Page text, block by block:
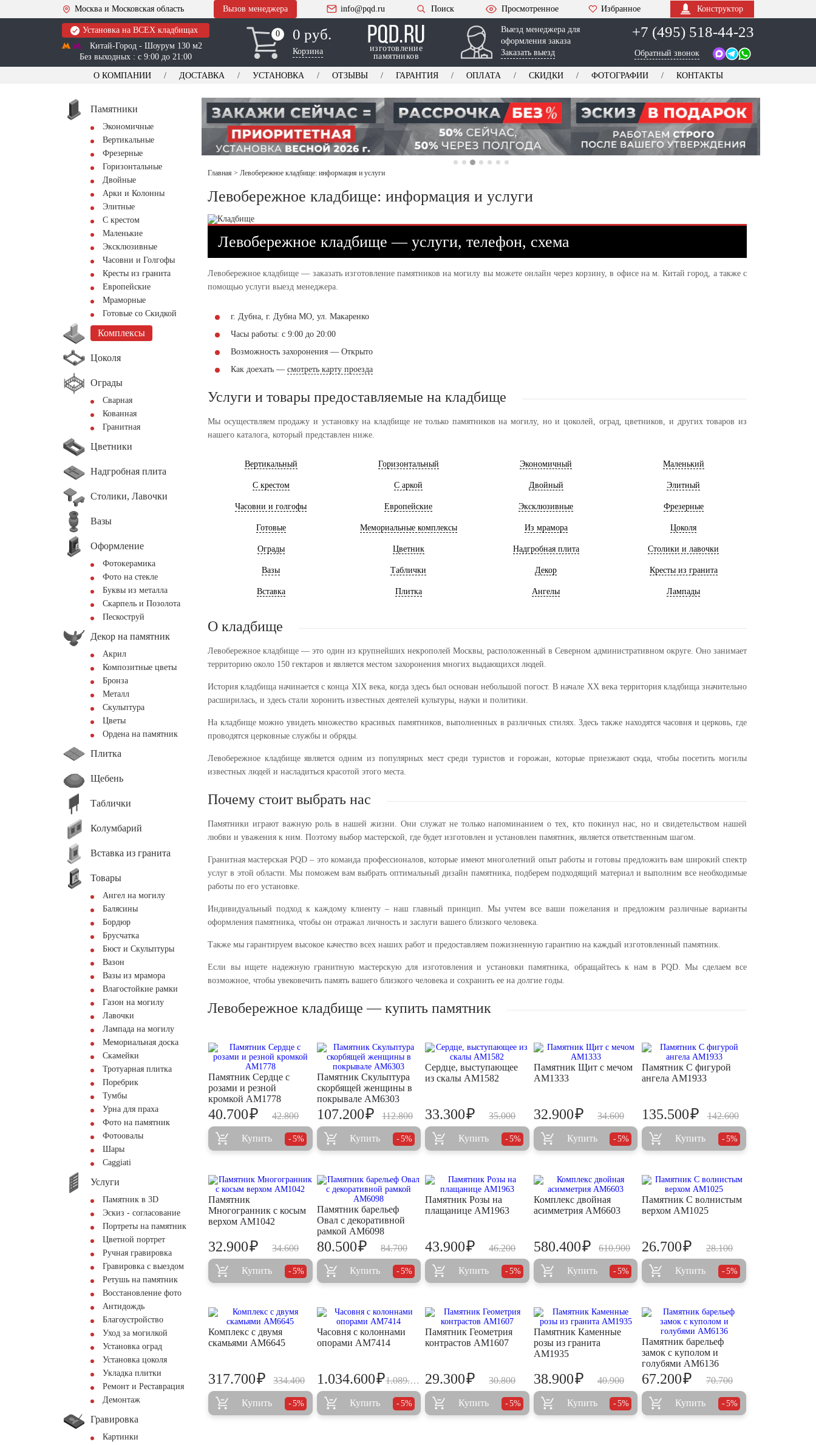
Москва и Московская область Вызов менеджера info@pqd.ru Поиск Просмотренное Избранное Конструктор
Установка на ВСЕХ кладбищах
Китай-Город - Шоурум 130 м2
Без выходных : с 9:00 до 21:00
0
0 0 руб.
Корзина
изготовление
памятников
Выезд менеджера для
оформления заказа
Заказать выезд
+7 (495) 518-44-23
Обратный звонок
О КОМПАНИИ ДОСТАВКА УСТАНОВКА ОТЗЫВЫ ГАРАНТИЯ ОПЛАТА СКИДКИ ФОТОГРАФИИ КОНТАКТЫ
Памятники
Экономичные
Вертикальные
Фрезерные
Горизонтальные
Двойные
Арки и Колонны
Элитные
С крестом
Маленькие
Эксклюзивные
Часовни и Голгофы
Кресты из гранита
Европейские
Мраморные
Готовые со Скидкой
Комплексы
Цоколя
Ограды
Сварная
Кованная
Гранитная
Цветники
Надгробная плита
Столики, Лавочки
Вазы
Оформление
Фотокерамика
Фото на стекле
Буквы из металла
Скарпель и Позолота
Пескоструй
Декор на памятник
Акрил
Композитные цветы
Бронза
Металл
Скульптура
Цветы
Ордена на памятник
Плитка
Щебень
Таблички
Колумбарий
Вставка из гранита
Товары
Ангел на могилу
Балясины
Бордюр
Брусчатка
Бюст и Скульптуры
Вазон
Вазы из мрамора
Влагостойкие рамки
Газон на могилу
Лавочки
Лампада на могилу
Мемориальная доска
Скамейки
Тротуарная плитка
Поребрик
Тумбы
Урна для праха
Фото на памятник
Фотоовалы
Шары
Сaggiati
Услуги
Памятник в 3D
Эскиз - согласование
Портреты на памятник
Цветной портрет
Ручная гравировка
Гравировка с выездом
Ретушь на памятник
Восстановление фото
Антидождь
Благоустройство
Уход за могилкой
Установка оград
Установка цоколя
Укладка плитки
Ремонт и Реставрация
Демонтаж
Гравировка
Картинки
Главная > Левобережное кладбище: информация и услуги
Левобережное кладбище: информация и услуги
Левобережное кладбище — услуги, телефон, схема
Левобережное кладбище — заказать изготовление памятников на могилу вы можете онлайн через корзину, в офисе на м. Китай город, а также с
помощью услуги выезд менеджера.
г. Дубна, г. Дубна МО, ул. Макаренко
Часы работы: с 9:00 до 20:00
Возможность захоронения — Открыто
Как доехать — смотреть карту проезда
Услуги и товары предоставляемые на кладбище
Мы осуществляем продажу и установку на кладбище не только памятников на могилу, но и цоколей, оград, цветников, и других товаров из
нашего каталога, который представлен ниже.
Вертикальный Горизонтальный Экономичный Маленький
С крестом С аркой Двойный Элитный
Часовни и голгофы Европейские Эксклюзивные Фрезерные
Готовые Мемориальные комплексы Из мрамора Цоколя
Ограды Цветник Надгробная плита Столики и лавочки
Вазы Таблички Декор Кресты из гранита
Вставка Плитка Ангелы Лампады
О кладбище
Левобережное кладбище — это один из крупнейших некрополей Москвы, расположенный в Северном административном округе. Оно занимает
территорию около 150 гектаров и является местом захоронения многих выдающихся людей.
История кладбища начинается с конца XIX века, когда здесь был основан небольшой погост. В начале XX века территория кладбища значительно
расширилась, и здесь стали хоронить известных деятелей культуры, науки и политики.
На кладбище можно увидеть множество красивых памятников, выполненных в различных стилях. Здесь также находятся часовня и церковь, где
проводятся церковные службы и обряды.
Левобережное кладбище является одним из популярных мест среди туристов и горожан, которые приезжают сюда, чтобы посетить могилы
известных людей и насладиться красотой этого места.
Почему стоит выбрать нас
Памятники играют важную роль в нашей жизни. Они служат не только напоминанием о тех, кто покинул нас, но и свидетельством нашей
любви и уважения к ним. Поэтому выбор мастерской, где будет изготовлен и установлен памятник, является ответственным шагом.
Гранитная мастерская PQD – это команда профессионалов, которые имеют многолетний опыт работы и готовы предложить вам широкий спектр
услуг в этой области. Мы поможем вам выбрать оптимальный дизайн памятника, подберем подходящий материал и выполним все необходимые
работы по его установке.
Индивидуальный подход к каждому клиенту – наш главный принцип. Мы учтем все ваши пожелания и предложим различные варианты
оформления памятника, чтобы он отражал личность и заслуги вашего близкого человека.
Также мы гарантируем высокое качество всех наших работ и предоставляем пожизненную гарантию на каждый изготовленный памятник.
Если вы ищете надежную гранитную мастерскую для изготовления и установки памятника, обращайтесь к нам в PQD. Мы сделаем все
возможное, чтобы увековечить память вашего близкого человека и сохранить ее на долгие годы.
Левобережное кладбище — купить памятник
Памятник Сердце с
розами и резной
кромкой AM1778
42.800
40.700₽
Купить 5%
Памятник Скульптура
скорбящей женщины в
покрывале AM6303
112.800
107.200₽
Купить 5%
Сердце, выступающее
из скалы AM1582
35.000
33.300₽
Купить 5%
Памятник Щит с мечом
AM1333
34.600
32.900₽
Купить 5%
Памятник С фигурой
ангела AM1933
142.600
135.500₽
Купить 5%
Памятник
Многогранник с косым
верхом AM1042
34.600
32.900₽
Купить 5%
Памятник барельеф
Овал с декоративной
рамкой AM6098
84.700
80.500₽
Купить 5%
Памятник Розы на
плащанице AM1963
46.200
43.900₽
Купить 5%
Комплекс двойная
асимметрия AM6603
610.900
580.400₽
Купить 5%
Памятник С волнистым
верхом AM1025
28.100
26.700₽
Купить 5%
Комплекс с двумя
скамьями AM6645
334.400
317.700₽
Купить 5%
Часовня с колоннами
опорами AM7414
1.089.000
1.034.600₽
Купить 5%
Памятник Геометрия
контрастов AM1607
30.800
29.300₽
Купить 5%
Памятник Каменные
розы из гранита
AM1935
40.900
38.900₽
Купить 5%
Памятник барельеф
замок с куполом и
голубями AM6136
70.700
67.200₽
Купить 5%